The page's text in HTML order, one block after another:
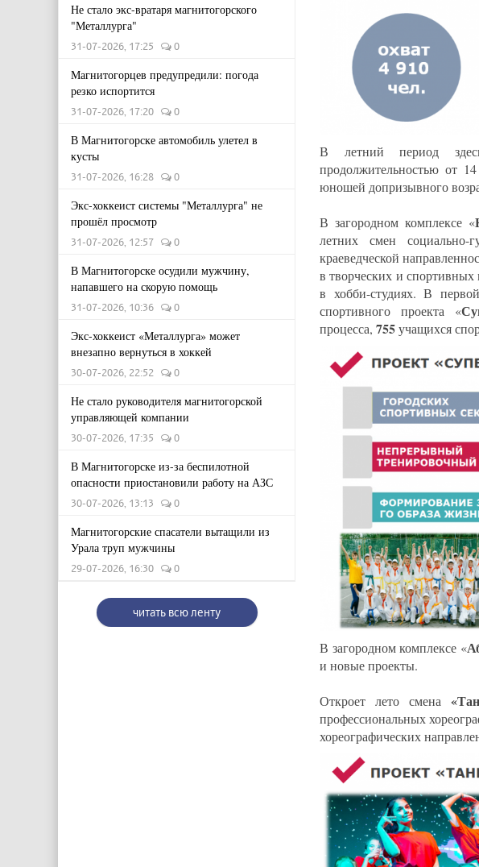
Не стало экс-вратаря магнитогорского
"Металлурга"
31-07-2026, 17:25 0
Магнитогорцев предупредили: погода
резко испортится
31-07-2026, 17:20 0
В Магнитогорске автомобиль улетел в
кусты
31-07-2026, 16:28 0
Экс-хоккеист системы "Металлурга" не
прошёл просмотр
31-07-2026, 12:57 0
В Магнитогорске осудили мужчину,
напавшего на скорую помощь
31-07-2026, 10:36 0
Экс-хоккеист «Металлурга» может
внезапно вернуться в хоккей
30-07-2026, 22:52 0
Не стало руководителя магнитогорской
управляющей компании
30-07-2026, 17:35 0
В Магнитогорске из-за беспилотной
опасности приостановили работу на АЗС
30-07-2026, 13:13 0
Магнитогорские спасатели вытащили из
Урала труп мужчины
29-07-2026, 16:30 0
читать всю ленту
В летний период
продолжительностью от
юношей допризывного
В загородном комплексе «
летних смен социально-
краеведческой
в творческих и спортивных
в хобби-студиях. В
спортивного проекта «
процесса, 755учащихся
В загородном комплексе «
и новые проекты.
Откроет лето смена
профессиональных
хореографических